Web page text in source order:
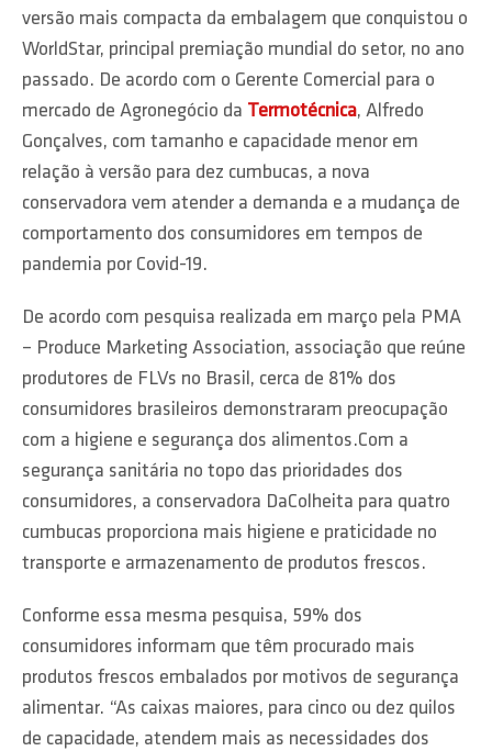
versão mais compacta da embalagem que conquistou o
WorldStar, principal premiação mundial do setor, no ano
passado. De acordo com o Gerente Comercial para o
mercado de Agronegócio da Termotécnica, Alfredo
Gonçalves, com tamanho e capacidade menor em
relação à versão para dez cumbucas, a nova
conservadora vem atender a demanda e a mudança de
comportamento dos consumidores em tempos de
pandemia por Covid-19.
De acordo com pesquisa realizada em março pela PMA
– Produce Marketing Association, associação que reúne
produtores de FLVs no Brasil, cerca de 81% dos
consumidores brasileiros demonstraram preocupação
com a higiene e segurança dos alimentos.Com a
segurança sanitária no topo das prioridades dos
consumidores, a conservadora DaColheita para quatro
cumbucas proporciona mais higiene e praticidade no
transporte e armazenamento de produtos frescos.
Conforme essa mesma pesquisa, 59% dos
consumidores informam que têm procurado mais
produtos frescos embalados por motivos de segurança
alimentar. “As caixas maiores, para cinco ou dez quilos
de capacidade, atendem mais as necessidades dos